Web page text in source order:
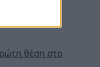
θέση στο